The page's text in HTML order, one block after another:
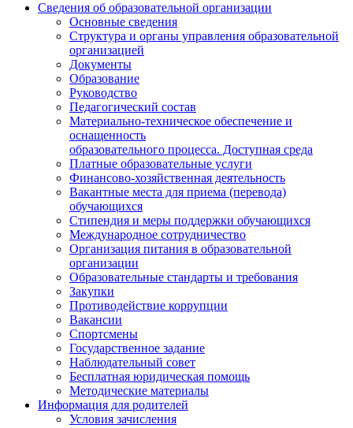
Сведения об образовательной организации
Основные сведения
Структура и органы управления образовательной
организацией
Документы
Образование
Руководство
Педагогический состав
Материально-техническое обеспечение и
оснащенность
образовательного процесса. Доступная среда
Платные образовательные услуги
Финансово-хозяйственная деятельность
Вакантные места для приема (перевода)
обучающихся
Стипендия и меры поддержки обучающихся
Международное сотрудничество
Организация питания в образовательной
организации
Образовательные стандарты и требования
Закупки
Противодействие коррупции
Вакансии
Спортсмены
Государственное задание
Наблюдательный совет
Бесплатная юридическая помощь
Методические материалы
Информация для родителей
Условия зачисления